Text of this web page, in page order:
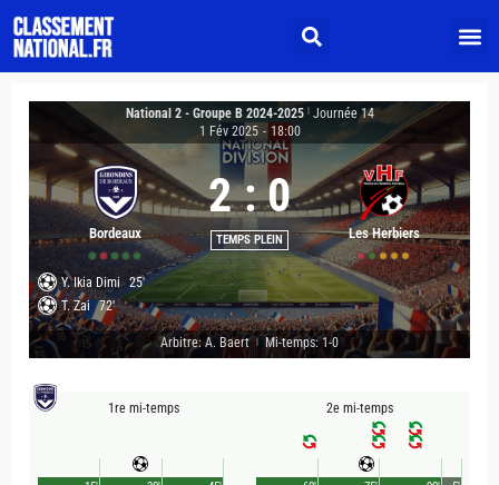
National 2 - Groupe B 2024-2025
Journée 14
1 Fév 2025 - 18:00
Bordeaux
2 : 0
TEMPS PLEIN Les Herbiers
Y. Ikia Dimi
25'
T. Zai
72'
Arbitre: A. Baert Mi-temps: 1-0
1re mi-temps 2e mi-temps